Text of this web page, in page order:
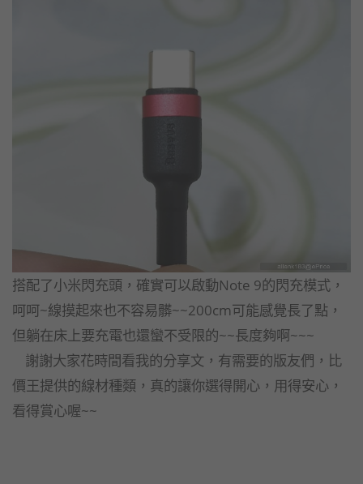
搭配了小米閃充頭，確實可以啟動Note 9的閃充模式，
呵呵~線摸起來也不容易髒~~200cm可能感覺長了點，
但躺在床上要充電也還蠻不受限的~~長度夠啊~~~
謝謝大家花時間看我的分享文，有需要的版友們，比
價王提供的線材種類，真的讓你選得開心，用得安心，
看得賞心喔~~